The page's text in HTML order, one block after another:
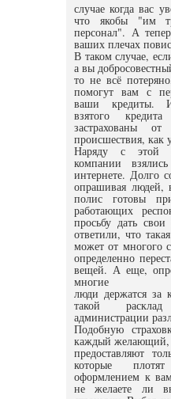
случае когда вас
что якобы "им
персонал". А
ваших плечах
В таком случае,
а вы
то не всё
помогут вам с
ваши кредиты.
взятого
застрахованы
происшествия, как
Наряду с этой
компании
интернете. Долго
опрашивая людей,
полис готовы
работающих
просьбу дать
ответили, что
может от многого
определенно
вещей. А еще,
многие
люди держатся за
такой
администрации
Подобную
каждый желающий,
предоставляют
которые
оформлением к
не желаете ли